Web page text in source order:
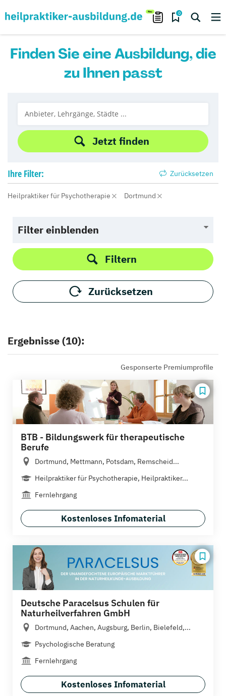
0
Finden Sie eine Ausbildung, die
zu Ihnen passt
Jetzt finden
Ihre Filter: Zurücksetzen
Heilpraktiker für Psychotherapie Dortmund
Filter einblenden
Filtern
Zurücksetzen
Ergebnisse (10):
Gesponserte Premiumprofile
BTB - Bildungswerk für therapeutische
Berufe
Dortmund, Mettmann, Potsdam, Remscheid...
Heilpraktiker für Psychotherapie, Heilpraktiker...
Fernlehrgang
Kostenloses Infomaterial
Deutsche Paracelsus Schulen für
Naturheilverfahren GmbH
Dortmund, Aachen, Augsburg, Berlin, Bielefeld,...
Psychologische Beratung
Fernlehrgang
Kostenloses Infomaterial